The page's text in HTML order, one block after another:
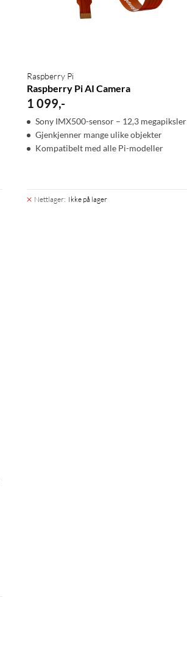
Raspberry Pi
Raspberry Pi AI Camera
1 099,-
Sony IMX500-sensor – 12,3 megapiksler
Gjenkjenner mange ulike objekter
Kompatibelt med alle Pi-modeller
Nettlager: Ikke på lager